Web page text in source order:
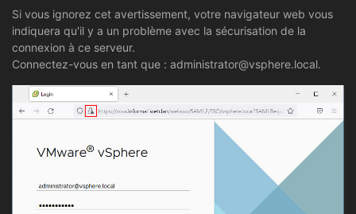
Si vous ignorez cet avertissement, votre navigateur web vous
indiquera qu'il y a un problème avec la sécurisation de la
connexion à ce serveur.
Connectez-vous en tant que : administrator@vsphere.local.